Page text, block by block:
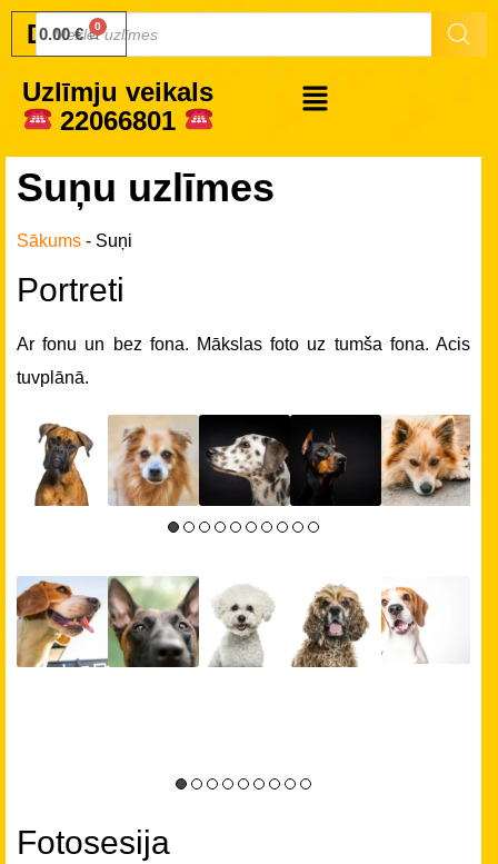
Druku.lv
0.00€
Uzlīmju veikals
22066801
Suņu uzlīmes
Sākums - Suņi
Portreti
Ar fonu un bez fona. Mākslas foto uz tumša fona. Acis
tuvplānā.
Fotosesija